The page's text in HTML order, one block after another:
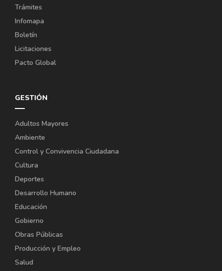
Trámites
Infomapa
Boletín
Licitaciones
Pacto Global
GESTIÓN
Adultos Mayores
Ambiente
Control y Convivencia Ciudadana
Cultura
Deportes
Desarrollo Humano
Educación
Gobierno
Obras Públicas
Producción y Empleo
Salud